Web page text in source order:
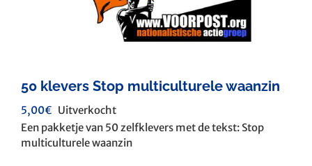
50 klevers Stop multiculturele waanzin
5,00€ Uitverkocht
Een pakketje van 50 zelfklevers met de tekst: Stop
multiculturele waanzin